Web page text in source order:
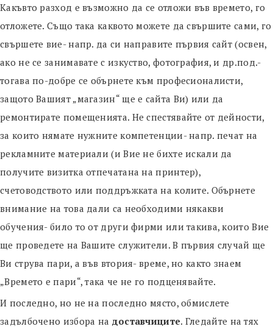
Какъвто разход е възможно да се отложи във времето, го
отложете. Също така каквото можете да свършите сами, го
свършете вие- напр. да си направите първия сайт (освен,
ако не се занимавате с изкуство, фотография, и др.под.-
тогава по-добре се обърнете към професионалисти,
защото Вашият „магазин“ ще е сайта Ви) или да
ремонтирате помещенията. Не спестявайте от дейности,
за които нямате нужните компетенции- напр. печат на
рекламните материали (и Вие не бихте искали да
получите визитка отпечатана на принтер),
счетоводството или поддръжката на колите. Обърнете
внимание на това дали са необходими някакви
обучения- било то от други фирми или такива, които Вие
ще проведете на Вашите служители. В първия случай ще
Ви струва пари, а във втория- време, но както знаем
„Времето е пари“, така че не го подценявайте.
И последно, но не на последно място, обмислете
задълбочено избора на доставчиците. Гледайте на тях